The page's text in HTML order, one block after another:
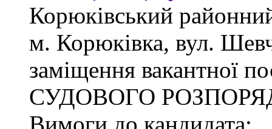
Корюківський
м. Корюківка, вул.
заміщення вакантної
СУДОВОГО
Вимоги до кандидата: